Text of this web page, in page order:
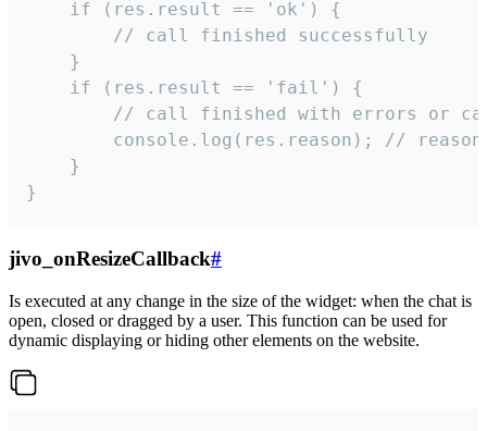
    if (res.result == 'ok') {
        // call finished successfully
    }
    if (res.result == 'fail') {
// call finished with errors or
console.log(res.reason); //
    }
}
jivo_onResizeCallback#
Is executed at any change in the size of the widget: when the chat is
open, closed or dragged by a user. This function can be used for
dynamic displaying or hiding other elements on the website.